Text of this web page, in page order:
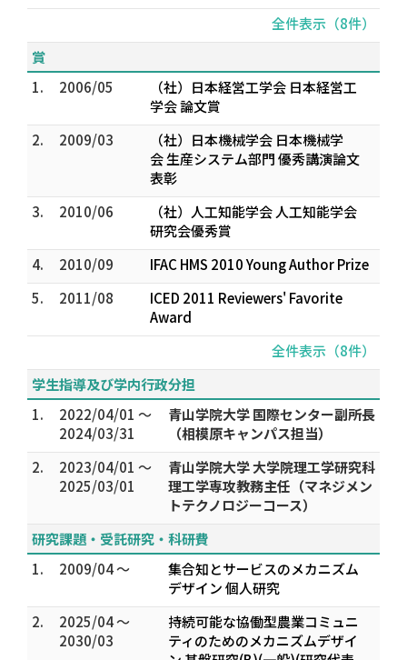
全件表示（8件）
賞
1.
2006/05
（社）日本経営工学会 日本経営工
学会 論文賞
2.
2009/03
（社）日本機械学会 日本機械学
会 生産システム部門 優秀講演論文
表彰
3.
2010/06
（社）人工知能学会 人工知能学会
研究会優秀賞
4.
2010/09
IFAC HMS 2010 Young Author Prize
5.
2011/08
ICED 2011 Reviewers' Favorite
Award
全件表示（8件）
学生指導及び学内行政分担
1.
2022/04/01 ～
2024/03/31
青山学院大学 国際センター副所長
（相模原キャンパス担当）
2.
2023/04/01 ～
2025/03/01
青山学院大学 大学院理工学研究科
理工学専攻教務主任（マネジメン
トテクノロジーコース）
研究課題・受託研究・科研費
1.
2009/04 ～
集合知とサービスのメカニズム
デザイン 個人研究
2.
2025/04 ～
2030/03
持続可能な協働型農業コミュニ
ティのためのメカニズムデザイ